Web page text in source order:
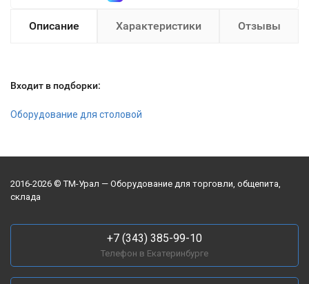
Описание Характеристики Отзывы
Входит в подборки:
Оборудование для столовой
2016-2026 © ТМ-Урал — Оборудование для торговли, общепита,
склада
+7 (343) 385-99-10
Телефон в Екатеринбурге